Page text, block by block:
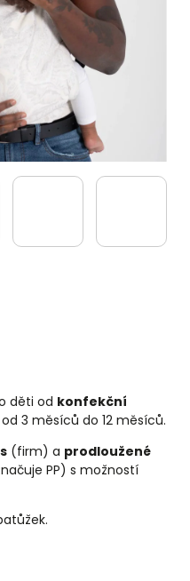
děti od konfekční
3 měsíců do 12 měsíců.
(firm) a prodloužené
PP) s možností